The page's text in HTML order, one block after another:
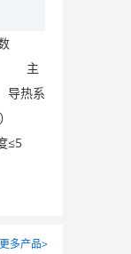
。 主
热系
≤5
多产品>